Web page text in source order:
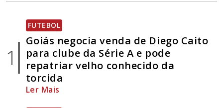
1
FUTEBOL
Goiás negocia venda de Diego Caito
para clube da Série A e pode
repatriar velho conhecido da
torcida
Ler Mais